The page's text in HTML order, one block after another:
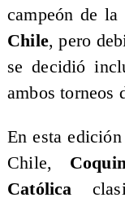
campeón de
Chile, pero
se decidió
ambos torneos
En esta
Chile,
Católica